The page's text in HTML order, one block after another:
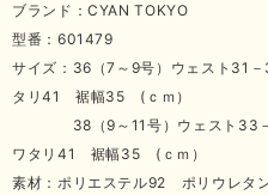
ブランド：CYAN TOKYO
型番：601479
サイズ：36（7～9号）ウェスト
タリ41 裾幅35 (ｃｍ）
38（9～11号）ウェスト33
ワタリ41 裾幅35 (ｃｍ）
素材：ポリエステル92 ポリウレタン